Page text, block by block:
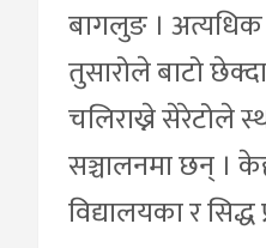
बागलुङ । अत्यधिक
तुसारोले बाटो
चलिराख्ने सेरेटोले
सञ्चालनमा छन् ।
विद्यालयका र